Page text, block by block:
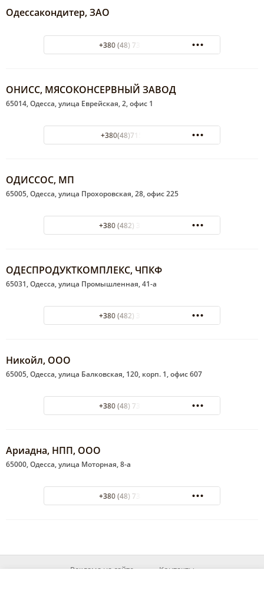
Одессакондитер, ЗАО
+380 (48) 738-40-80
ОНИСС, МЯСОКОНСЕРВНЫЙ ЗАВОД
65014, Одесса, улица Еврейская, 2, офис 1
+380(48)715-54-23
ОДИССОС, МП
65005, Одесса, улица Прохоровская, 28, офис 225
+380 (482) 37-32-16
ОДЕСПРОДУКТКОМПЛЕКС, ЧПКФ
65031, Одесса, улица Промышленная, 41-а
+380 (482) 37-34-44
Никойл, ООО
65005, Одесса, улица Балковская, 120, корп. 1, офис 607
+380 (48) 734-10-30
Ариадна, НПП, ООО
65000, Одесса, улица Моторная, 8-а
+380 (48) 738-48-60
Реклама на сайте Контакты